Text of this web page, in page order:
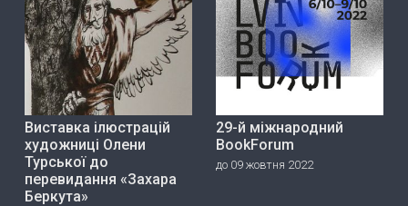
Виставка ілюстрацій
художниці Олени
Турської до
перевидання «Захара
Беркута»
29-й міжнародний
BookForum
до 09 жовтня 2022